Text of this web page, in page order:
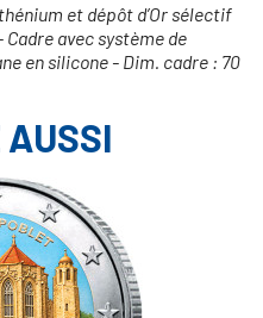
et dépôt d’Or sélectif
avec système de
en silicone - Dim. cadre : 70
AUSSI